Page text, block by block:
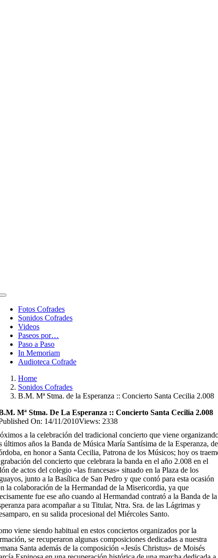
Toggle
NavigationFotos Cofrades
Sonidos Cofrades
Videos
Paseos por…
Paso a Paso
In Memoriam
Audioteca Cofrade
Home
Sonidos Cofrades
B.M. Mª Stma. de la Esperanza :: Concierto Santa Cecilia 2.008
Mª Stma. De La Esperanza :: Concierto Santa Cecilia 2.008
On: 14/11/2010Views: 2338
a la celebración del tradicional concierto que viene
últimos años la Banda de Música María Santísima de la Esperanza, de
en honor a Santa Cecilia, Patrona de los Músicos; hoy os
del concierto que celebrara la banda en el año 2.008 en el
de actos del colegio «las francesas» situado en la Plaza de los
junto a la Basílica de San Pedro y que contó para esta ocasión
la colaboración de la Hermandad de la Misericordia, ya que
fue ese año cuando al Hermandad contrató a la Banda de la
para acompañar a su Titular, Ntra. Sra. de las Lágrimas y
en su salida procesional del Miércoles Santo.
viene siendo habitual en estos conciertos organizados por la
se recuperaron algunas composiciones dedicadas a nuestra
Santa además de la composición «Jesús Christus» de Moisés